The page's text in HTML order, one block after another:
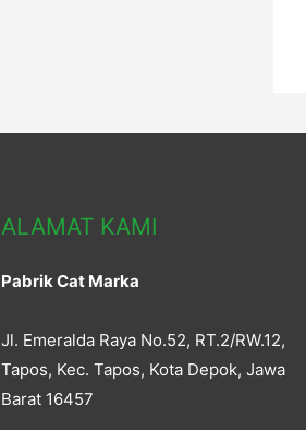
ALAMAT KAMI
Pabrik Cat Marka
Jl. Emeralda Raya No.52, RT.2/RW.12,
Tapos, Kec. Tapos, Kota Depok, Jawa
Barat 16457